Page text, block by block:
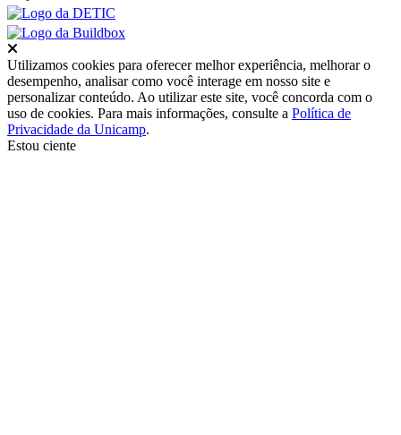
Utilizamos cookies para oferecer melhor experiência, melhorar o
desempenho, analisar como você interage em nosso site e
personalizar conteúdo. Ao utilizar este site, você concorda com o
uso de cookies. Para mais informações, consulte a Política de
Privacidade da Unicamp.
Estou ciente